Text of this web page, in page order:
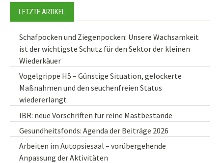
LETZTE ARTIKEL
Schafpocken und Ziegenpocken: Unsere Wachsamkeit
ist der wichtigste Schutz für den Sektor der kleinen
Wiederkäuer
Vogelgrippe H5 – Günstige Situation, gelockerte
Maßnahmen und den seuchenfreien Status
wiedererlangt
IBR: neue Vorschriften für reine Mastbestände
Gesundheitsfonds: Agenda der Beiträge 2026
Arbeiten im Autopsiesaal – vorübergehende
Anpassung der Aktivitäten